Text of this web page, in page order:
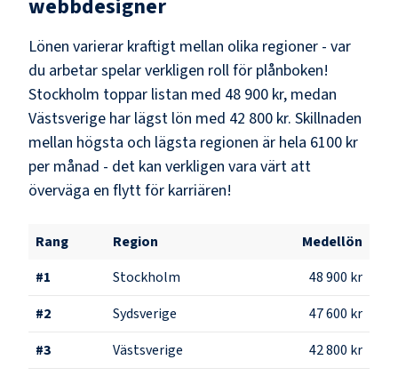
webbdesigner
Lönen varierar kraftigt mellan olika regioner - var
du arbetar spelar verkligen roll för plånboken!
Stockholm toppar listan med 48 900 kr, medan
Västsverige har lägst lön med 42 800 kr. Skillnaden
mellan högsta och lägsta regionen är hela 6100 kr
per månad - det kan verkligen vara värt att
överväga en flytt för karriären!
Rang Region
Medellön
#1 Stockholm
48 900 kr
#2 Sydsverige
47 600 kr
#3 Västsverige 42 800 kr